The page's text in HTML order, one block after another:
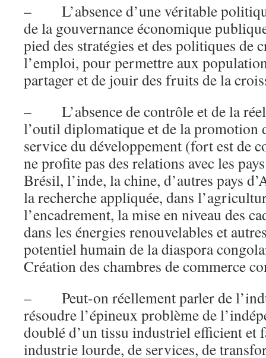
– L’absence d’une véritable
de la gouvernance économique
pied des stratégies et des politiques de
l’emploi, pour permettre aux
partager et de jouir des fruits de la
– L’absence de contrôle et de la
l’outil diplomatique et de la promotion
service du développement (fort est de
ne profite pas des relations avec les
Brésil, l’inde, la chine, d’autres pays
la recherche appliquée, dans
l’encadrement, la mise en niveau des
dans les énergies renouvelables et
potentiel humain de la diaspora
Création des chambres de commerce
– Peut-on réellement parler de
résoudre l’épineux problème de
doublé d’un tissu industriel efficient et
industrie lourde, de services, de